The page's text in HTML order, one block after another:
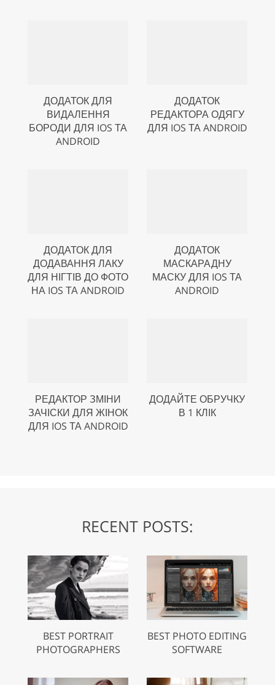
ДОДАТОК ДЛЯ
ВИДАЛЕННЯ
БОРОДИ ДЛЯ IOS ТА
ANDROID
ДОДАТОК
РЕДАКТОРА ОДЯГУ
ДЛЯ IOS ТА ANDROID
ДОДАТОК ДЛЯ
ДОДАВАННЯ ЛАКУ
ДЛЯ НІГТІВ ДО ФОТО
НА IOS ТА ANDROID
ДОДАТОК
МАСКАРАДНУ
МАСКУ ДЛЯ IOS ТА
ANDROID
РЕДАКТОР ЗМІНИ
ЗАЧІСКИ ДЛЯ ЖІНОК
ДЛЯ IOS ТА ANDROID
ДОДАЙТЕ ОБРУЧКУ
В 1 КЛІК
RECENT POSTS:
BEST PORTRAIT
PHOTOGRAPHERS
BEST PHOTO EDITING
SOFTWARE